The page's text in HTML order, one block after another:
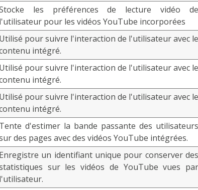
les préférences de lecture vidéo de
l'utilisateur pour les vidéos YouTube incorporées
Utilisé pour suivre l'interaction de l'utilisateur avec le
intégré.
Utilisé pour suivre l'interaction de l'utilisateur avec le
intégré.
Utilisé pour suivre l'interaction de l'utilisateur avec le
intégré.
Tente d'estimer la bande passante des utilisateurs
des pages avec des vidéos YouTube intégrées.
Enregistre un identifiant unique pour conserver des
sur les vidéos de YouTube vues par
l'utilisateur.